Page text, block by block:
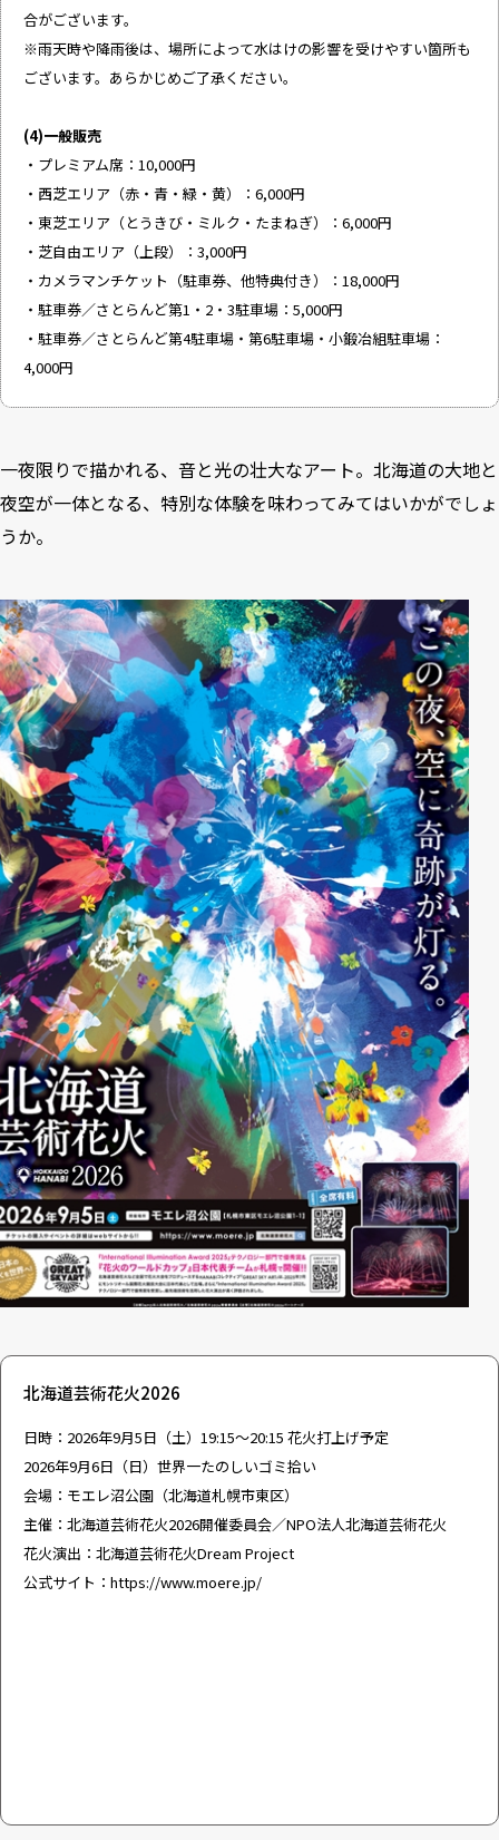
合がございます。
※雨天時や降雨後は、場所によって水はけの影響を受けやすい箇所も
ございます。あらかじめご了承ください。
(4)一般販売
・プレミアム席：10,000円
・西芝エリア（赤・青・緑・黄）：6,000円
・東芝エリア（とうきび・ミルク・たまねぎ）：6,000円
・芝自由エリア（上段）：3,000円
・カメラマンチケット（駐車券、他特典付き）：18,000円
・駐車券／さとらんど第1・2・3駐車場：5,000円
・駐車券／さとらんど第4駐車場・第6駐車場・小鍛冶組駐車場：
4,000円
一夜限りで描かれる、音と光の壮大なアート。北海道の大地と
夜空が一体となる、特別な体験を味わってみてはいかがでしょ
うか。
北海道芸術花火2026
日時：2026年9月5日（土）19:15～20:15 花火打上げ予定
2026年9月6日（日）世界一たのしいゴミ拾い
会場：モエレ沼公園（北海道札幌市東区）
主催：北海道芸術花火2026開催委員会／NPO法人北海道芸術花火
花火演出：北海道芸術花火Dream Project
公式サイト： https://www.moere.jp/